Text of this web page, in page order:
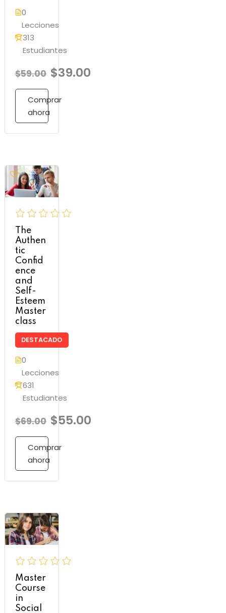
0
Lecciones
313
Estudiantes
$59.00 $39.00
Comprar
ahora
The
Authen
tic
Confid
ence
and
Self-
Esteem
Master
class
DESTACADO
0
Lecciones
631
Estudiantes
$69.00 $55.00
Comprar
ahora
Master
Course
in
Social